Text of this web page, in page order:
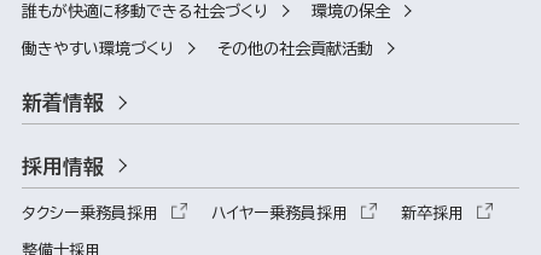
誰もが快適に移動できる社会づくり 環境の保全
働きやすい環境づくり その他の社会貢献活動
新着情報
採用情報
タクシー乗務員採用 ハイヤー乗務員採用 新卒採用
整備士採用